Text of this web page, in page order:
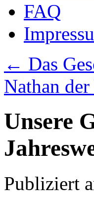
FAQ
← Das
Nathan
Unsere
Publiziert